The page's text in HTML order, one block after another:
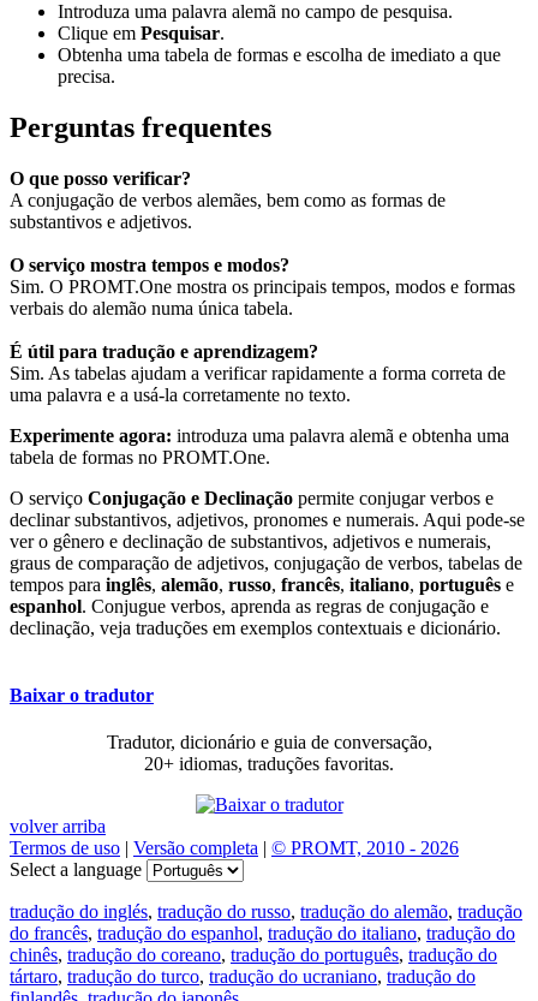
Introduza uma palavra alemã no campo de pesquisa.
Clique em Pesquisar.
Obtenha uma tabela de formas e escolha de imediato a que
precisa.
Perguntas frequentes
O que posso verificar?
A conjugação de verbos alemães, bem como as formas de
substantivos e adjetivos.
O serviço mostra tempos e modos?
Sim. O PROMT.One mostra os principais tempos, modos e formas
verbais do alemão numa única tabela.
É útil para tradução e aprendizagem?
Sim. As tabelas ajudam a verificar rapidamente a forma correta de
uma palavra e a usá-la corretamente no texto.
Experimente agora: introduza uma palavra alemã e obtenha uma
tabela de formas no PROMT.One.
O serviço Conjugação e Declinação permite conjugar verbos e
declinar substantivos, adjetivos, pronomes e numerais. Aqui pode-se
ver o gênero e declinação de substantivos, adjetivos e numerais,
graus de comparação de adjetivos, conjugação de verbos, tabelas de
tempos para inglês, alemão, russo, francês, italiano, português e
espanhol. Conjugue verbos, aprenda as regras de conjugação e
declinação, veja traduções em exemplos contextuais e dicionário.
Baixar o tradutor
Tradutor, dicionário e guia de conversação,
20+ idiomas, traduções favoritas.
volver arriba
Termos de uso | Versão completa | © PROMT, 2010 - 2026
Select a language
tradução do inglés, tradução do russo, tradução do alemão, tradução
do francês, tradução do espanhol, tradução do italiano, tradução do
chinês, tradução do coreano, tradução do português, tradução do
tártaro, tradução do turco, tradução do ucraniano, tradução do